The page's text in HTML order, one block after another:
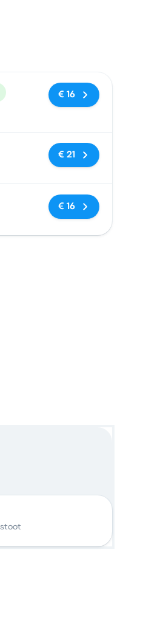
€ 16
Geen tags
€ 21
Geen tags
€ 16